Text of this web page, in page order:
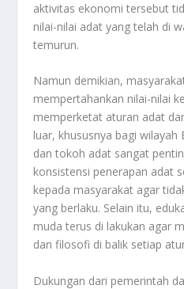
aktivitas ekonomi tersebut
nilai-nilai adat yang telah di
temurun.
Namun demikian,
mempertahankan nilai-nilai
memperketat aturan adat
luar, khususnya bagi wilayah
dan tokoh adat sangat
konsistensi penerapan adat
kepada masyarakat agar
yang berlaku. Selain itu,
muda terus di lakukan agar
dan filosofi di balik setiap
Dukungan dari pemerintah